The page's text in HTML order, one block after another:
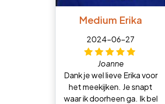
Medium Erika
2024-06-27
Joanne
Dank je wel lieve Erika voor
het meekijken. Je snapt
waar ik doorheen ga. Ik bel